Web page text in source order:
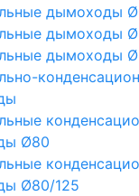
дымоходы
дымоходы
дымоходы
Ø80
Ø80/125